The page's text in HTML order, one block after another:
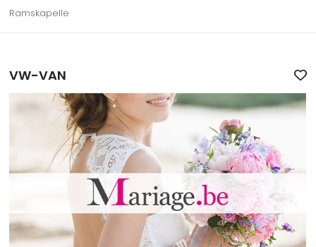
Ramskapelle
VW-VAN